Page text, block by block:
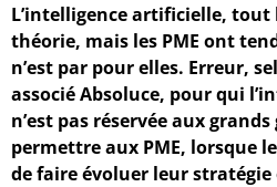
L’intelligence artificielle,
théorie, mais les PME ont
n’est par pour elles. Erreur,
associé Absoluce, pour qui
n’est pas réservée aux
permettre aux PME, lorsque
de faire évoluer leur stratégie